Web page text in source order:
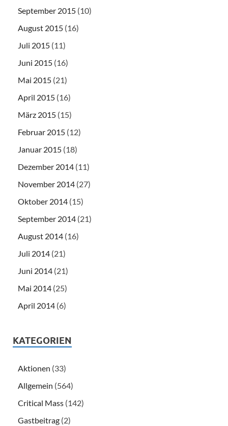
September 2015 (10)
August 2015 (16)
Juli 2015 (11)
Juni 2015 (16)
Mai 2015 (21)
April 2015 (16)
März 2015 (15)
Februar 2015 (12)
Januar 2015 (18)
Dezember 2014 (11)
November 2014 (27)
Oktober 2014 (15)
September 2014 (21)
August 2014 (16)
Juli 2014 (21)
Juni 2014 (21)
Mai 2014 (25)
April 2014 (6)
KATEGORIEN
Aktionen (33)
Allgemein (564)
Critical Mass (142)
Gastbeitrag (2)